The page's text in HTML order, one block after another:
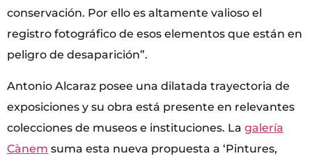
conservación. Por ello es altamente valioso el
registro fotográfico de esos elementos que están en
peligro de desaparición”.
Antonio Alcaraz posee una dilatada trayectoria de
exposiciones y su obra está presente en relevantes
colecciones de museos e instituciones. La galería
Cànem suma esta nueva propuesta a ‘Pintures,